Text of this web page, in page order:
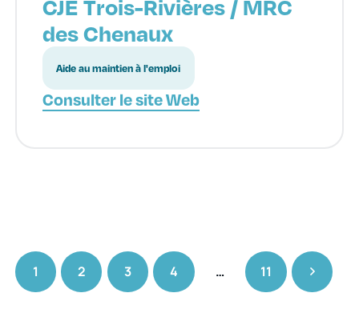
CJE Trois-Rivières / MRC
des Chenaux
Aide au maintien à l'emploi
Consulter le site Web
1 2 3 4 … 11